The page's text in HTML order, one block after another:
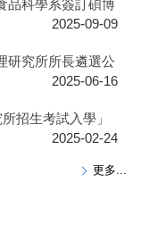
品科學系簽訂碩博
2025-09-09
研究所所長遴選公
2025-06-16
招生考試入學」
2025-02-24
更多...